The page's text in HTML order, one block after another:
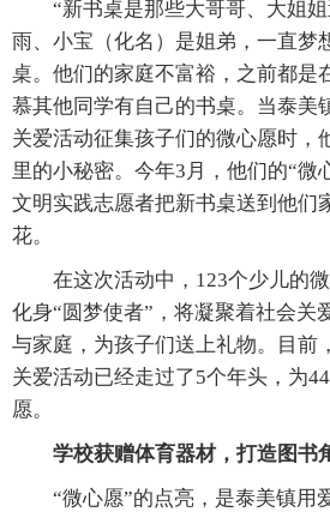
“新书桌是那些大哥哥、大姐姐
雨、小宝（化名）是姐弟，一直梦
桌。他们的家庭不富裕，之前都是
慕其他同学有自己的书桌。当泰美
关爱活动征集孩子们的微心愿时，
里的小秘密。今年3月，他们的“微
文明实践志愿者把新书桌送到他们
花。
在这次活动中，123个少儿的微
化身“圆梦使者”，将凝聚着社会关
与家庭，为孩子们送上礼物。目前
关爱活动已经走过了5个年头，为
愿。
学校获赠体育器材，打造图书
“微心愿”的点亮，是泰美镇用